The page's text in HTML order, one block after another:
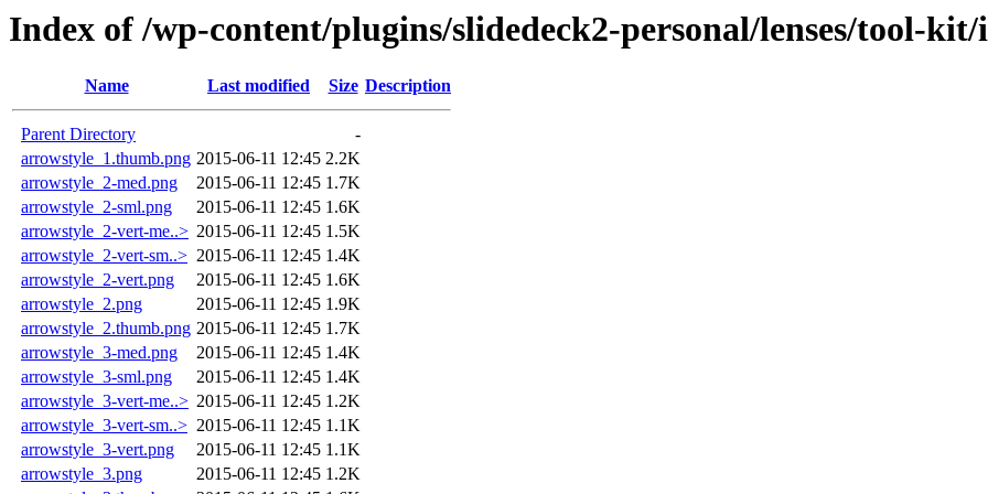
Index of /wp-content/plugins/slidedeck2-personal/lenses/tool-kit/
Name Last modified Size Description
Parent Directory
-
arrowstyle_1.thumb.png 2015-06-11 12:45 2.2K
arrowstyle_2-med.png
2015-06-11 12:45 1.7K
arrowstyle_2-sml.png
2015-06-11 12:45 1.6K
arrowstyle_2-vert-me..> 2015-06-11 12:45 1.5K
arrowstyle_2-vert-sm..> 2015-06-11 12:45 1.4K
arrowstyle_2-vert.png
2015-06-11 12:45 1.6K
arrowstyle_2.png
2015-06-11 12:45 1.9K
arrowstyle_2.thumb.png 2015-06-11 12:45 1.7K
arrowstyle_3-med.png
2015-06-11 12:45 1.4K
arrowstyle_3-sml.png
2015-06-11 12:45 1.4K
arrowstyle_3-vert-me..> 2015-06-11 12:45 1.2K
arrowstyle_3-vert-sm..> 2015-06-11 12:45 1.1K
arrowstyle_3-vert.png
2015-06-11 12:45 1.1K
arrowstyle_3.png
2015-06-11 12:45 1.2K